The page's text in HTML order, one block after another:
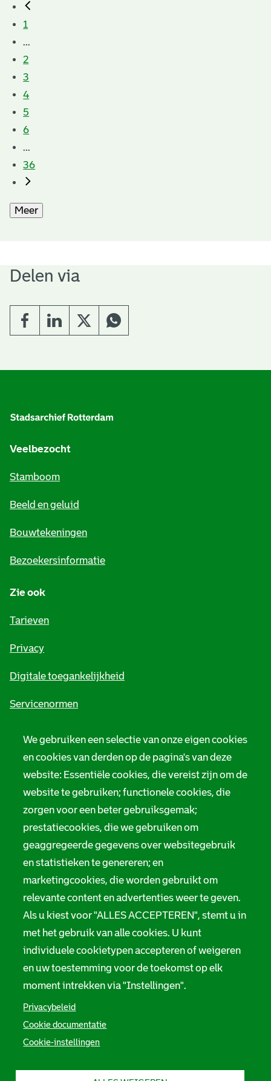
We gebruiken een selectie van onze eigen cookies
en cookies van derden op de pagina's van deze
website: Essentiële cookies, die vereist zijn om de
website te gebruiken; functionele cookies, die
zorgen voor een beter gebruiksgemak;
prestatiecookies, die we gebruiken om
geaggregeerde gegevens over websitegebruik
en statistieken te genereren; en
marketingcookies, die worden gebruikt om
relevante content en advertenties weer te geven.
Als u kiest voor "ALLES ACCEPTEREN", stemt u in
met het gebruik van alle cookies. U kunt
individuele cookietypen accepteren of weigeren
en uw toestemming voor de toekomst op elk
moment intrekken via "Instellingen".
Privacybeleid
Cookie documentatie
Cookie-instellingen
1
...
2
3
4
5
6
...
36
Meer
Delen via
Veelbezocht
Stamboom
Beeld en geluid
Bouwtekeningen
Bezoekersinformatie
Zie ook
Tarieven
Privacy
Digitale toegankelijkheid
Servicenormen
Suggesties en opmerkingen
Stadsarchief Rotterdam
Postbus 71, 3000 AB Rotterdam
TEL: 010 267 55 55
F
a
e
b
o
o
S
a
s
a
r
h
I
n
t
a
g
r
m
t
d
s
a
c
Y
o
t
u
b
e
t
d
a
r
c
i
L
i
k
e
d
I
S
a
s
a
r
h
X
S
a
d
s
a
c
i
f
R
o
t